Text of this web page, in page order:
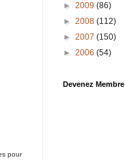
pour
► 2009 (86)
► 2008 (112)
► 2007 (150)
► 2006 (54)
Devenez Membre